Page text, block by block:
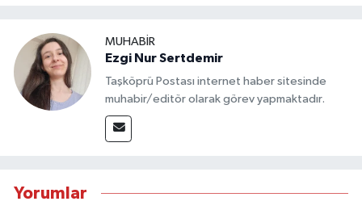
MUHABİR
Ezgi Nur Sertdemir
Taşköprü Postası internet haber sitesinde
muhabir/editör olarak görev yapmaktadır.
Yorumlar